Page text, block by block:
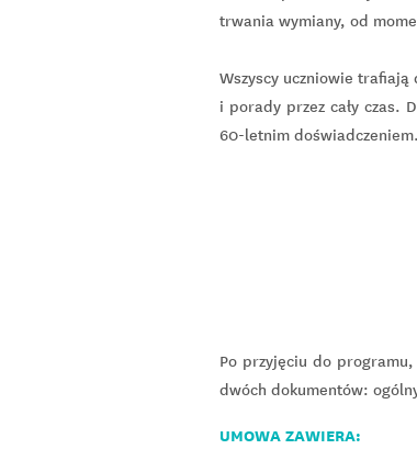
trwania wymiany, od
Wszyscy uczniowie
i porady przez cały czas.
60-letnim
Po przyjęciu do
dwóch dokumentów:
UMOWA ZAWIERA: